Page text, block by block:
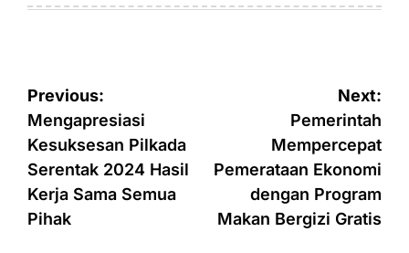
Post
navigation
Previous:
Mengapresiasi
Kesuksesan Pilkada
Serentak 2024 Hasil
Kerja Sama Semua
Pihak
Next:
Pemerintah
Mempercepat
Pemerataan Ekonomi
dengan Program
Makan Bergizi Gratis